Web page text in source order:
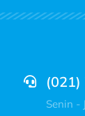
Senin -